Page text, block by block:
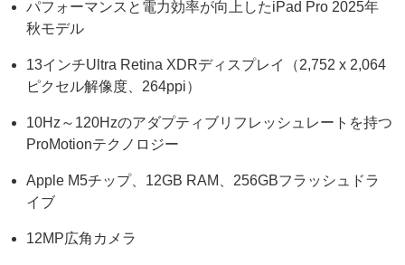
パフォーマンスと電力効率が向上したiPad Pro 2025年
秋モデル
13インチUltra Retina XDRディスプレイ（2,752 x 2,064
ピクセル解像度、264ppi）
10Hz～120Hzのアダプティブリフレッシュレートを持つ
ProMotionテクノロジー
Apple M5チップ、12GB RAM、256GBフラッシュドラ
イブ
12MP広角カメラ